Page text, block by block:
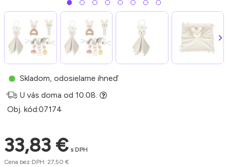
33,83 € s DPH
Cena bez DPH: 27,50 €
Skladom, odosielame ihneď
U vás doma od 10.08.
Obj. kód:07174